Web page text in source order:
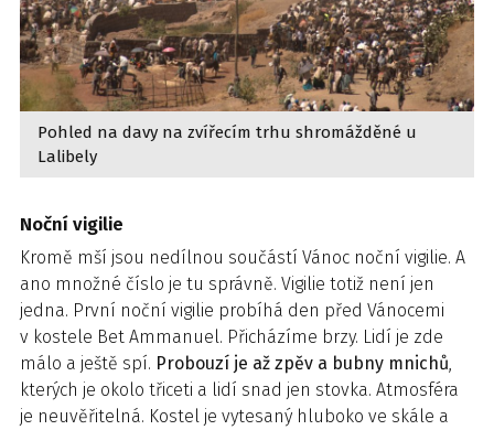
Pohled na davy na zvířecím trhu shromážděné u
Lalibely
Noční vigilie
Kromě mší jsou nedílnou součástí Vánoc noční vigilie. A
ano množné číslo je tu správně. Vigilie totiž není jen
jedna. První noční vigilie probíhá den před Vánocemi
v kostele Bet Ammanuel. Přicházíme brzy. Lidí je zde
málo a ještě spí. Probouzí je až zpěv a bubny mnichů,
kterých je okolo třiceti a lidí snad jen stovka. Atmosféra
je neuvěřitelná. Kostel je vytesaný hluboko ve skále a